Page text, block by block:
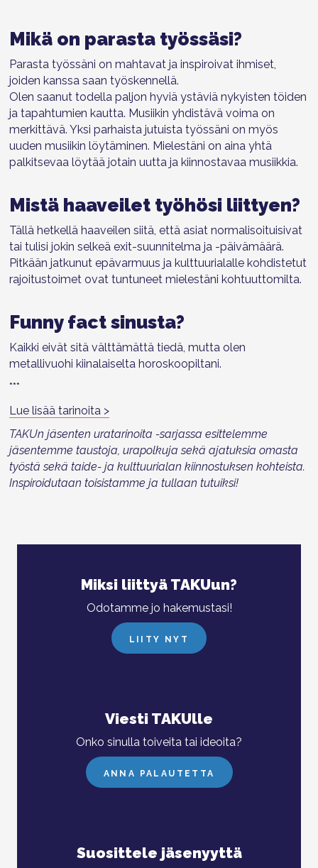
Mikä on parasta työssäsi?
Parasta työssäni on mahtavat ja inspiroivat ihmiset,
joiden kanssa saan työskennellä.
Olen saanut todella paljon hyviä ystäviä nykyisten töiden
ja tapahtumien kautta. Musiikin yhdistävä voima on
merkittävä. Yksi parhaista jutuista työssäni on myös
uuden musiikin löytäminen. Mielestäni on aina yhtä
palkitsevaa löytää jotain uutta ja kiinnostavaa musiikkia.
Mistä haaveilet työhösi liittyen?
Tällä hetkellä haaveilen siitä, että asiat normalisoituisivat
tai tulisi jokin selkeä exit-suunnitelma ja -päivämäärä.
Pitkään jatkunut epävarmuus ja kulttuurialalle kohdistetut
rajoitustoimet ovat tuntuneet mielestäni kohtuuttomilta.
Funny fact sinusta?
Kaikki eivät sitä välttämättä tiedä, mutta olen
metallivuohi kiinalaiselta horoskoopiltani.
***
Lue lisää tarinoita >
TAKUn jäsenten uratarinoita -sarjassa esittelemme
jäsentemme taustoja, urapolkuja sekä ajatuksia omasta
työstä sekä taide- ja kulttuurialan kiinnostuksen kohteista.
Inspiroidutaan toisistamme ja tullaan tutuiksi!
Miksi liittyä TAKUun?
Odotamme jo hakemustasi!
LIITY NYT
Viesti TAKUlle
Onko sinulla toiveita tai ideoita?
ANNA PALAUTETTA
Suosittele jäsenyyttä